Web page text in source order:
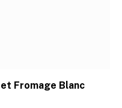
Fromage Blanc